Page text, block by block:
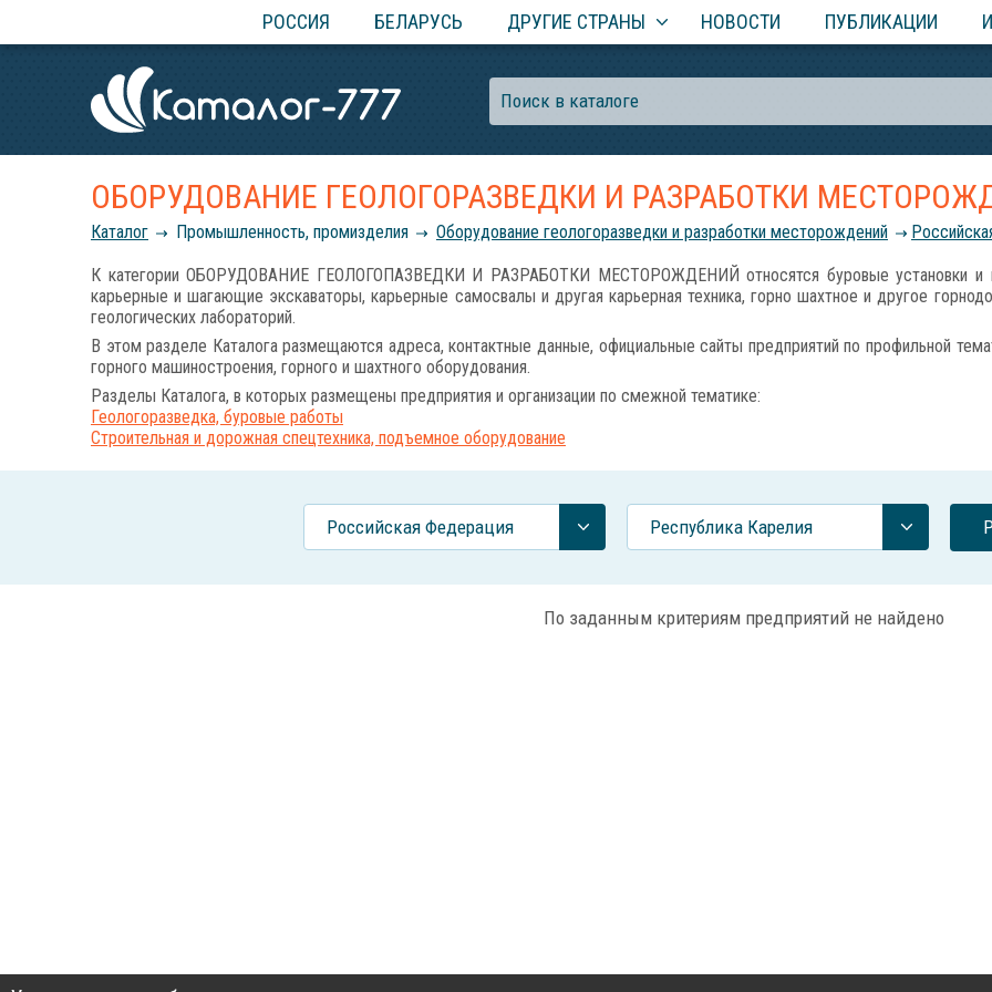
РОССИЯ БЕЛАРУСЬ ДРУГИЕ СТРАНЫ НОВОСТИ ПУБЛИКАЦИИ
ОБОРУДОВАНИЕ ГЕОЛОГОРАЗВЕДКИ И РАЗРАБОТКИ
Каталог Промышленность, промизделия Оборудование геологоразведки и разработки месторождений
К категории ОБОРУДОВАНИЕ ГЕОЛОГОПАЗВЕДКИ И РАЗРАБОТКИ МЕСТОРОЖДЕНИЙ относятся буровые установки и
карьерные и шагающие экскаваторы, карьерные самосвалы и другая карьерная техника, горно шахтное и другое
геологических лабораторий.
В этом разделе Каталога размещаются адреса, контактные данные, официальные сайты предприятий по профильной
горного машиностроения, горного и шахтного оборудования.
Разделы Каталога, в которых размещены предприятия и организации по смежной тематике:
Геологоразведка, буровые работы
Строительная и дорожная спецтехника, подъемное оборудование
Российcкая Федерация Республика Карелия
По заданным критериям предприятий не найдено